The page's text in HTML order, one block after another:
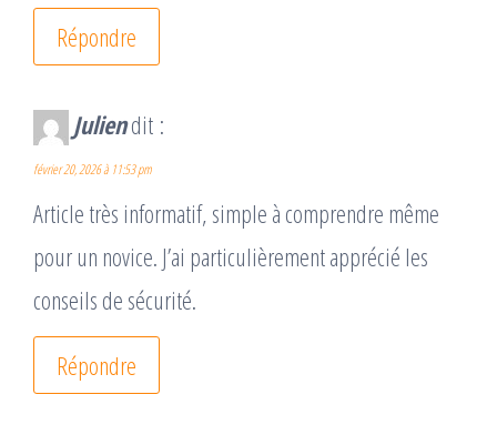
Répondre
Juliendit :
février 20, 2026 à 11:53 pm
Article très informatif, simple à comprendre même
pour un novice. J’ai particulièrement apprécié les
conseils de sécurité.
Répondre